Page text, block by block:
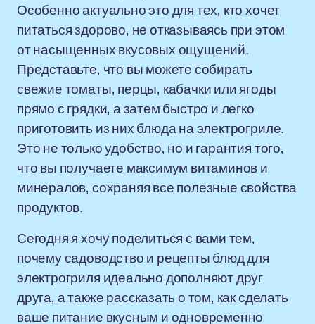
Особенно актуально это для тех, кто хочет
питаться здорово, не отказываясь при этом
от насыщенных вкусовых ощущений.
Представьте, что вы можете собирать
свежие томаты, перцы, кабачки или ягоды
прямо с грядки, а затем быстро и легко
приготовить из них блюда на электрогриле.
Это не только удобство, но и гарантия того,
что вы получаете максимум витаминов и
минералов, сохраняя все полезные свойства
продуктов.
Сегодня я хочу поделиться с вами тем,
почему садоводство и рецепты блюд для
электрогриля идеально дополняют друг
друга, а также рассказать о том, как сделать
ваше питание вкусным и одновременно